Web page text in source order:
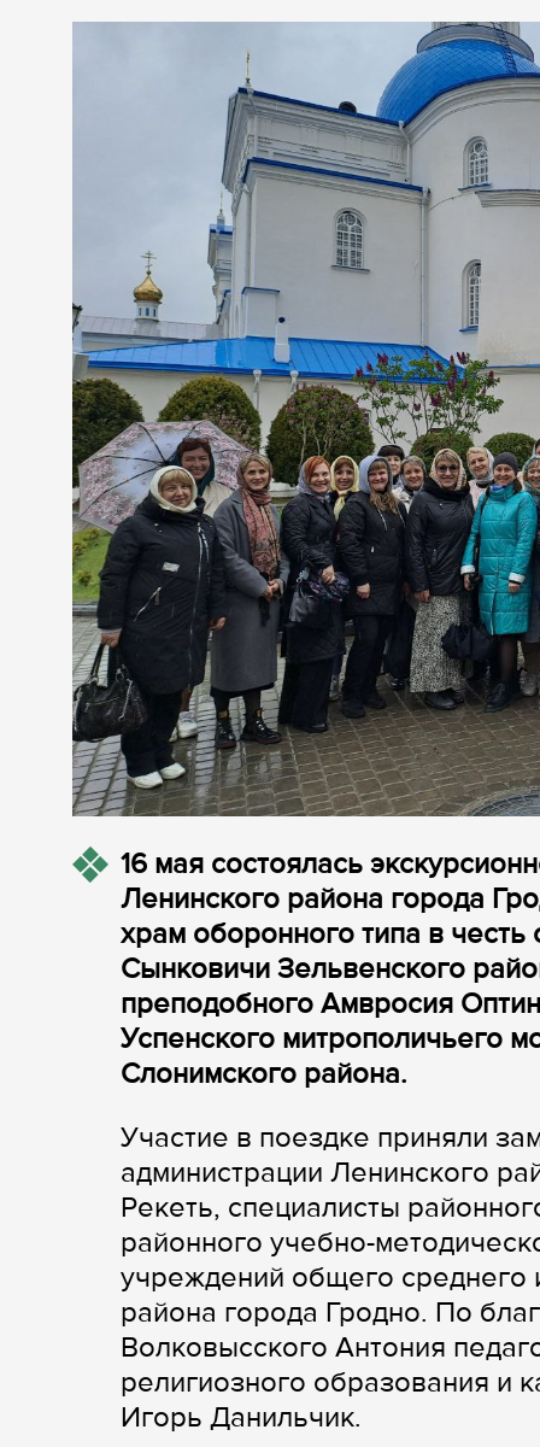
16 мая состоялась
Ленинского района города
храм оборонного типа в
Сынковичи Зельвенского
преподобного Амвросия
Успенского митрополичьего
Слонимского района.
Участие в поездке приняли
администрации Ленинского
Рекеть, специалисты
районного учебно-
учреждений общего среднего
района города Гродно. По
Волковысского Антония
религиозного образования и
Игорь Данильчик.